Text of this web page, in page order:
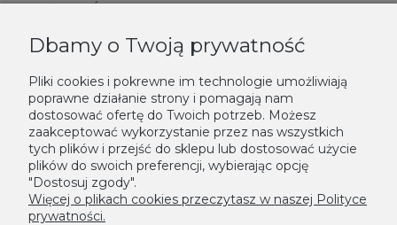
PŁATNOŚCI I DOSTAWA
KONTAKT
NEWSLETTER
Podaj swój adres e-mail, jeżeli chcesz otrzymywać informacje o
nowościach i promocjach.
Zapisz się
Dbamy o Twoją prywatność
Pliki cookies i pokrewne im technologie umożliwiają
poprawne działanie strony i pomagają nam
dostosować ofertę do Twoich potrzeb. Możesz
zaakceptować wykorzystanie przez nas wszystkich
tych plików i przejść do sklepu lub dostosować użycie
plików do swoich preferencji, wybierając opcję
"Dostosuj zgody".
Więcej o plikach cookies przeczytasz w naszej Polityce
prywatności.